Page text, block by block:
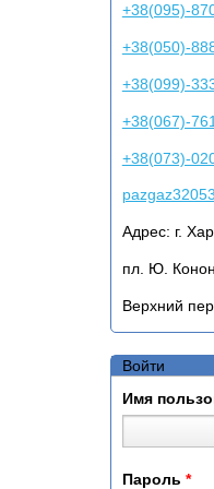
+38(095)-
+38(050)-
+38(099)-
+38(067)-
+38(073)-
Адрес: г.
пл. Ю.
Верхний
Войти
Имя
Пароль *